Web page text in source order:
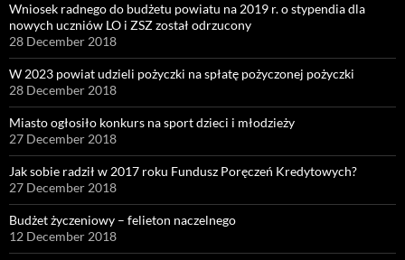
Wniosek radnego do budżetu powiatu na 2019 r. o stypendia dla
nowych uczniów LO i ZSZ został odrzucony
28 December 2018
W 2023 powiat udzieli pożyczki na spłatę pożyczonej pożyczki
28 December 2018
Miasto ogłosiło konkurs na sport dzieci i młodzieży
27 December 2018
Jak sobie radził w 2017 roku Fundusz Poręczeń Kredytowych?
27 December 2018
Budżet życzeniowy – felieton naczelnego
12 December 2018